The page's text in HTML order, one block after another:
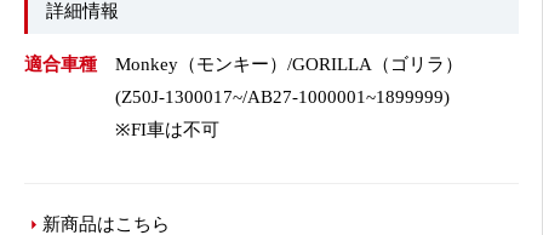
詳細情報
適合車種
Monkey（モンキー）/GORILLA（ゴリラ）
(Z50J-1300017~/AB27-1000001~1899999)
※FI車は不可
新商品はこちら